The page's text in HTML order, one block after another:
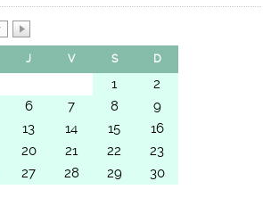
J V S D
1
2
6 7 8
9
13 14 15
16
20 21 22
23
27 28 29
30